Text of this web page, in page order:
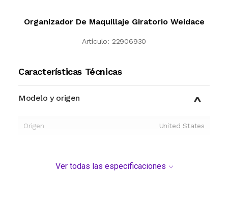
Organizador De Maquillaje Giratorio Weidace
Artículo: 22906930
Características Técnicas
Modelo y origen
Origen United States
Ver todas las especificaciones